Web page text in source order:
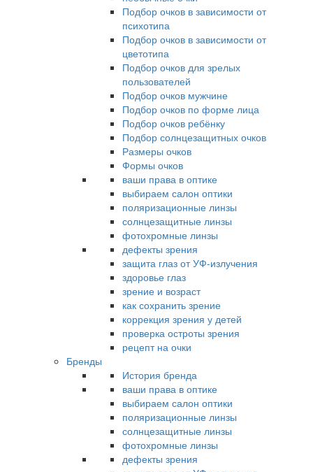
Подбор очков в зависимости от
психотипа
Подбор очков в зависимости от
цветотипа
Подбор очков для зрелых
пользователей
Подбор очков мужчине
Подбор очков по форме лица
Подбор очков ребёнку
Подбор солнцезащитных очков
Размеры очков
Формы очков
ваши права в оптике
выбираем салон оптики
поляризационные линзы
солнцезащитные линзы
фотохромные линзы
дефекты зрения
защита глаз от УФ-излучения
здоровье глаз
зрение и возраст
как сохранить зрение
коррекция зрения у детей
проверка остроты зрения
рецепт на очки
Бренды
История бренда
ваши права в оптике
выбираем салон оптики
поляризационные линзы
солнцезащитные линзы
фотохромные линзы
дефекты зрения